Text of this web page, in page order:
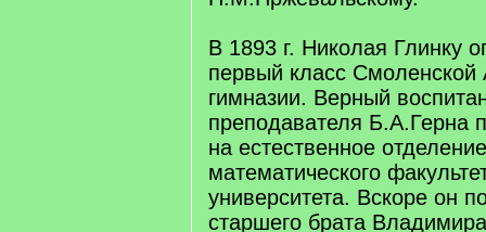
В 1893 г. Николая Глинку
первый класс Смоленской
гимназии. Верный
преподавателя Б.А.Герна
на естественное
математического
университета. Вскоре он
старшего брата